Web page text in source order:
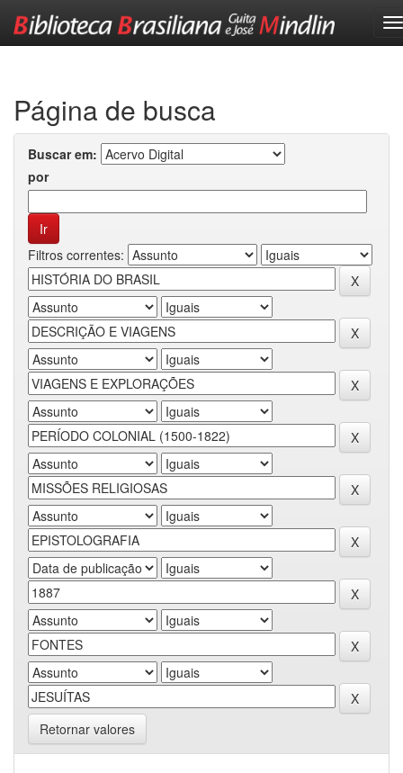
Página de busca
Buscar em:
por
Filtros correntes:
Retornar valores